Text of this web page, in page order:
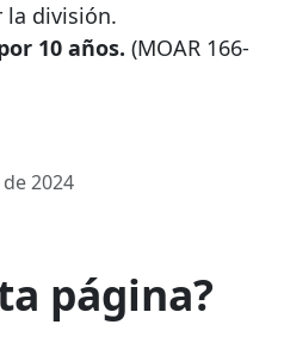
la división.
10 años. (MOAR 166-
2024
página?